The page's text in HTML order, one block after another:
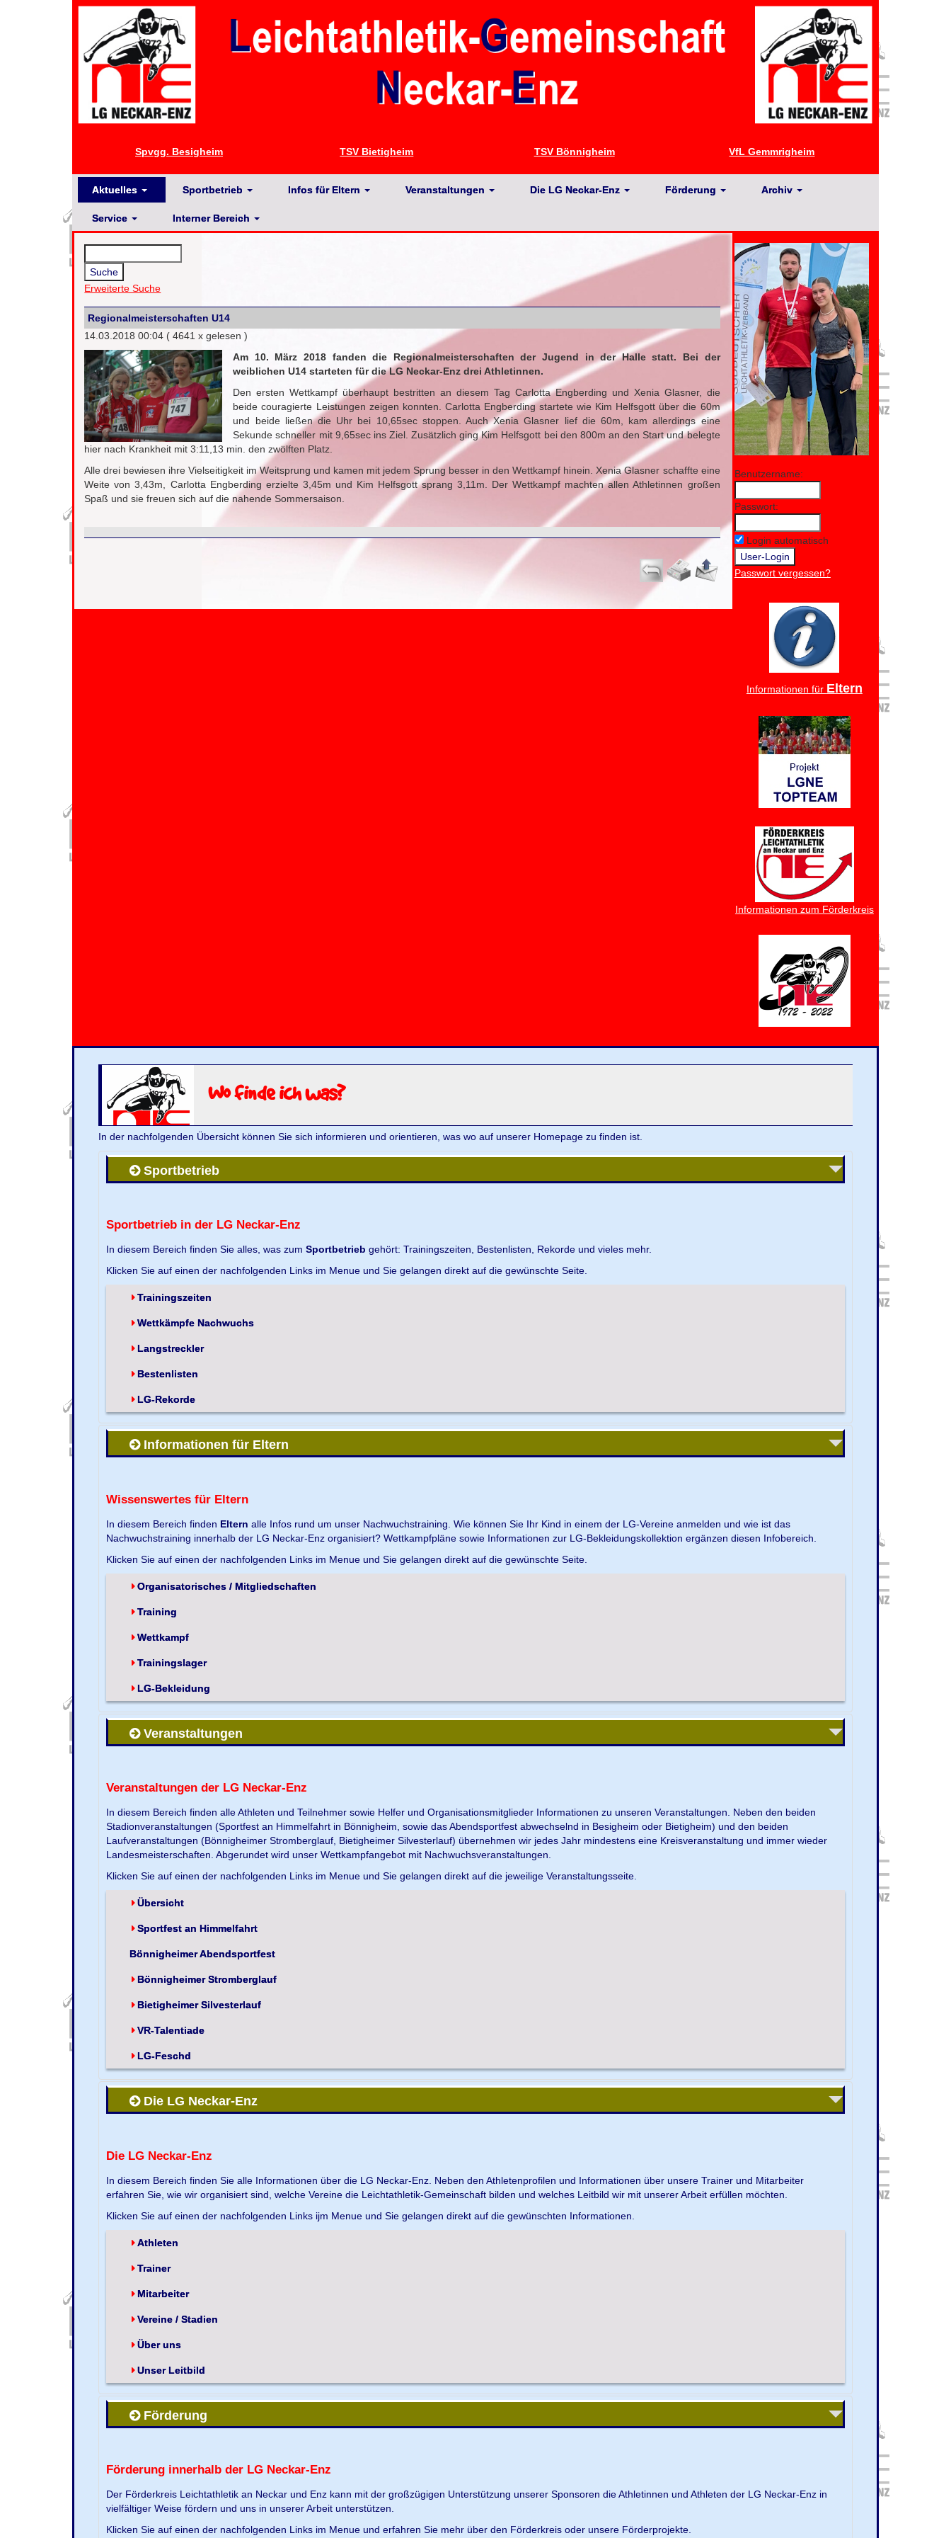
Spvgg. Besigheim TSV Bietigheim TSV Bönnigheim VfL Gemmrigheim
Aktuelles Sportbetrieb Infos für Eltern Veranstaltungen Die LG Neckar-Enz Förderung Archiv
Service Interner Bereich
Erweiterte Suche
Regionalmeisterschaften U14
14.03.2018 00:04 ( 4641 x gelesen )
Am 10. März 2018 fanden die Regionalmeisterschaften der Jugend in der Halle statt. Bei der
weiblichen U14 starteten für die LG Neckar-Enz drei Athletinnen.
Den ersten Wettkampf überhaupt bestritten an diesem Tag Carlotta Engberding und Xenia Glasner, die
beide couragierte Leistungen zeigen konnten. Carlotta Engberding startete wie Kim Helfsgott über die 60m
und beide ließen die Uhr bei 10,65sec stoppen. Auch Xenia Glasner lief die 60m, kam allerdings eine
Sekunde schneller mit 9,65sec ins Ziel. Zusätzlich ging Kim Helfsgott bei den 800m an den Start und belegte
hier nach Krankheit mit 3:11,13 min. den zwölften Platz.
Alle drei bewiesen ihre Vielseitigkeit im Weitsprung und kamen mit jedem Sprung besser in den Wettkampf hinein. Xenia Glasner schaffte eine
Weite von 3,43m, Carlotta Engberding erzielte 3,45m und Kim Helfsgott sprang 3,11m. Der Wettkampf machten allen Athletinnen großen
Spaß und sie freuen sich auf die nahende Sommersaison.
Benutzername:
Passwort:
Login automatisch
Passwort vergessen?
Informationen für Eltern
Informationen zum Förderkreis
Wo finde ich was?
In der nachfolgenden Übersicht können Sie sich informieren und orientieren, was wo auf unserer Homepage zu finden ist.
Sportbetrieb
Sportbetrieb in der LG Neckar-Enz
In diesem Bereich finden Sie alles, was zumSportbetrieb gehört: Trainingszeiten, Bestenlisten, Rekorde und vieles mehr.
Klicken Sie auf einen der nachfolgenden Links im Menue und Sie gelangen direkt auf die gewünschte Seite.
Trainingszeiten
Wettkämpfe Nachwuchs
Langstreckler
Bestenlisten
LG-Rekorde
Informationen für Eltern
Wissenswertes für Eltern
In diesem Bereich finden Eltern alle Infos rund um unser Nachwuchstraining. Wie können Sie Ihr Kind in einem der LG-Vereine anmelden und wie ist das
Nachwuchstraining innerhalb der LG Neckar-Enz organisiert? Wettkampfpläne sowie Informationen zur LG-Bekleidungskollektion ergänzen diesen Infobereich.
Klicken Sie auf einen der nachfolgenden Links im Menue und Sie gelangen direkt auf die gewünschte Seite.
Organisatorisches / Mitgliedschaften
Training
Wettkampf
Trainingslager
LG-Bekleidung
Veranstaltungen
Veranstaltungen der LG Neckar-Enz
In diesem Bereich finden alle Athleten und Teilnehmer sowie Helfer und Organisationsmitglieder Informationen zu unseren Veranstaltungen. Neben den beiden
Stadionveranstaltungen (Sportfest an Himmelfahrt in Bönnigheim, sowie das Abendsportfest abwechselnd in Besigheim oder Bietigheim) und den beiden
Laufveranstaltungen (Bönnigheimer Stromberglauf, Bietigheimer Silvesterlauf) übernehmen wir jedes Jahr mindestens eine Kreisveranstaltung und immer wieder
Landesmeisterschaften. Abgerundet wird unser Wettkampfangebot mit Nachwuchsveranstaltungen.
Klicken Sie auf einen der nachfolgenden Links im Menue und Sie gelangen direkt auf die jeweilige Veranstaltungsseite.
Übersicht
Sportfest an Himmelfahrt
Bönnigheimer Abendsportfest
Bönnigheimer Stromberglauf
Bietigheimer Silvesterlauf
VR-Talentiade
LG-Feschd
Die LG Neckar-Enz
Die LG Neckar-Enz
In diesem Bereich finden Sie alle Informationen über die LG Neckar-Enz. Neben den Athletenprofilen und Informationen über unsere Trainer und Mitarbeiter
erfahren Sie, wie wir organisiert sind, welche Vereine die Leichtathletik-Gemeinschaft bilden und welches Leitbild wir mit unserer Arbeit erfüllen möchten.
Klicken Sie auf einen der nachfolgenden Links ijm Menue und Sie gelangen direkt auf die gewünschten Informationen.
Athleten
Trainer
Mitarbeiter
Vereine / Stadien
Über uns
Unser Leitbild
Förderung
Förderung innerhalb der LG Neckar-Enz
Der Förderkreis Leichtathletik an Neckar und Enz kann mit der großzügigen Unterstützung unserer Sponsoren die Athletinnen und Athleten der LG Neckar-Enz in
vielfältiger Weise fördern und uns in unserer Arbeit unterstützen.
Klicken Sie auf einen der nachfolgenden Links im Menue und erfahren Sie mehr über den Förderkreis oder unsere Förderprojekte.